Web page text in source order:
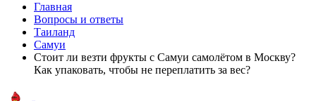
Главная
Вопросы и ответы
Таиланд
Самуи
Стоит ли везти фрукты с Самуи самолётом в Москву?
Как упаковать, чтобы не переплатить за вес?